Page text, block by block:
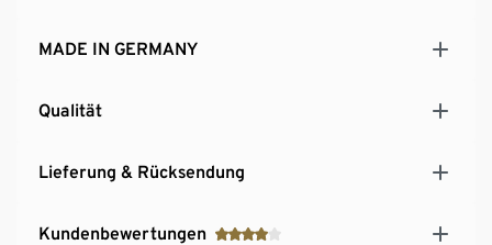
MADE IN GERMANY
Qualität
Lieferung & Rücksendung
Kundenbewertungen